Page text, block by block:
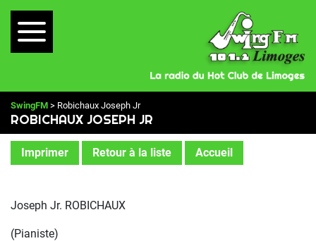
SwingFM > Robichaux Joseph Jr
ROBICHAUX JOSEPH JR
Imprimer Retour à la liste Accueil
Joseph Jr. ROBICHAUX
(Pianiste)